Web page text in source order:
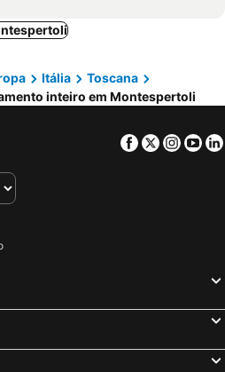
Itália
Toscana
inteiro em Montespertoli
Facebook
Twitter